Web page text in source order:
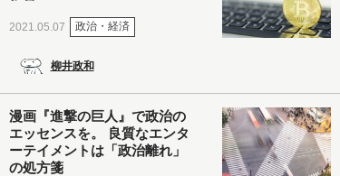
2021.05.07 政治・経済
柳井政和
漫画『進撃の巨人』で政治の
エッセンスを。 良質なエンタ
ーテイメントは「政治離れ」
の処方箋